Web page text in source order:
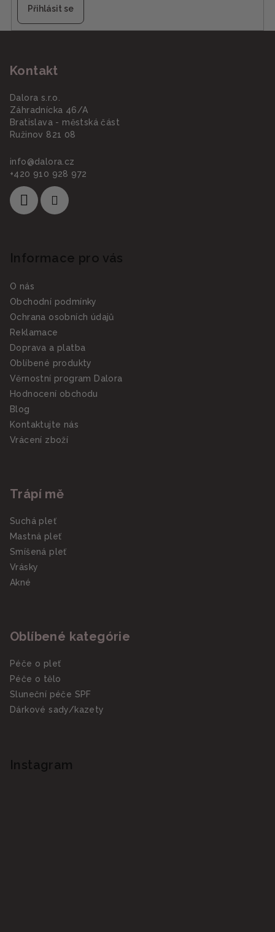
Přihlásit se
Kontakt
Dalora s.r.o.
Záhradnícka 46/A
Bratislava - městská část
Ružinov 821 08
info@dalora.cz
+420 910 928 972
Informace pro vás
O nás
Obchodní podmínky
Ochrana osobních údajů
Reklamace
Doprava a platba
Oblíbené produkty
Věrnostní program Dalora
Hodnocení obchodu
Blog
Kontaktujte nás
Vrácení zboží
Trápí mě
Suchá pleť
Mastná pleť
Smíšená pleť
Vrásky
Akné
Oblíbené kategórie
Péče o pleť
Péče o tělo
Sluneční péče SPF
Dárkové sady/kazety
Instagram